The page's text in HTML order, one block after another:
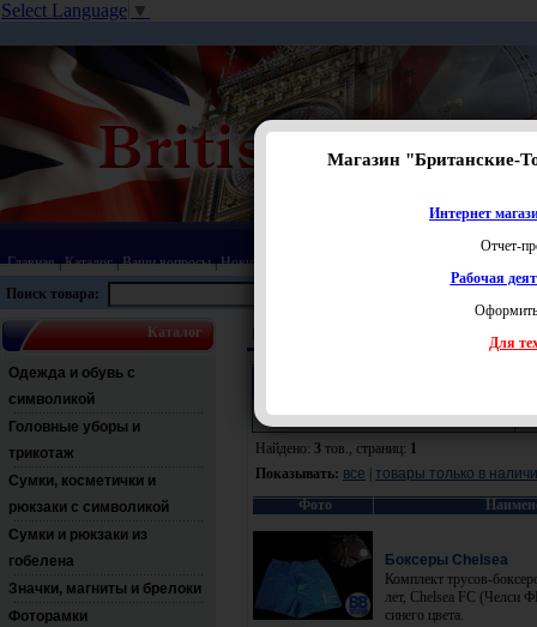
Select Language ▼
Главная|Каталог|Ваши вопросы|Новинки
Поиск товара:
Каталог
Одежда и обувь с
символикой
Головные уборы и
трикотаж
Сумки, косметички и
рюкзаки с символикой
Сумки и рюкзаки из
гобелена
Значки, магниты и брелоки
Фоторамки
Трусы-
Раздел:
Найдено: 3 тов., страниц: 1
Показывать: все
товары только в
Фото
Боксеры Chelsea
Комплект трусов-
лет, Chelsea FC (Челси
синего цвета.
Магазин "Британские-
Интернет
Отчет-
Рабочая
Для